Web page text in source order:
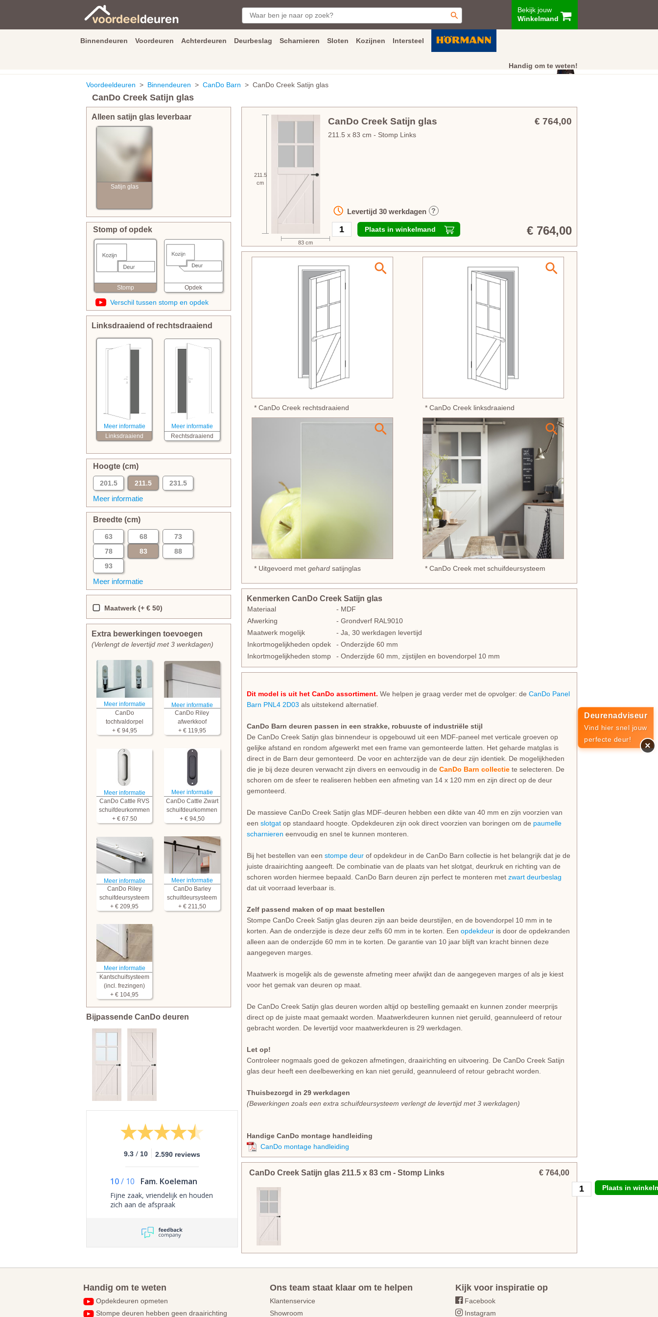
Bekijk jouw
Winkelmand
Binnendeuren Voordeuren Achterdeuren Deurbeslag Scharnieren Sloten Kozijnen Intersteel
Handig om te weten!
Klantenservice
Voordeeldeuren > Binnendeuren > CanDo Barn > CanDo Creek Satijn glas
CanDo Creek Satijn glas
Alleen satijn glas leverbaar
Satijn glas
Stomp of opdek
Stomp Opdek
Verschil tussen stomp en opdek
Linksdraaiend of rechtsdraaiend
Meer informatie
Linksdraaiend
Meer informatie
Rechtsdraaiend
Hoogte (cm)
201.5 211.5
231.5
Meer informatie
Breedte (cm)
63 68
73
78
83
88
93
Meer informatie
Maatwerk (+ € 50)
Extra bewerkingen toevoegen
(Verlengt de levertijd met 3 werkdagen)
Meer informatie
CanDo
tochtvaldorpel
+ € 94,95
Meer informatie
CanDo Riley
afwerkkoof
+ € 119,95
Meer informatie
CanDo Cattle RVS
schuifdeurkommen
+ € 67.50
Meer informatie
CanDo Cattle Zwart
schuifdeurkommen
+ € 94,50
Meer informatie
CanDo Riley
schuifdeursysteem
+ € 209,95
Meer informatie
CanDo Barley
schuifdeursysteem
+ € 211,50
Meer informatie
Kantschuifsysteem
(incl. frezingen)
+ € 104,95
Bijpassende CanDo deuren
9.3 / 10 2.590 reviews
10/ 10 Fam. Koeleman
Fijne zaak, vriendelijk en houden
zich aan de afspraak
211.5
cm
CanDo Creek Satijn glas € 764,00
211.5 x 83 cm - Stomp Links
Plaats in winkelmand
Levertijd 30werkdagen ?
€ 764,00
83 cm
* CanDo Creek rechtsdraaiend * CanDo Creek linksdraaiend
* Uitgevoerd met gehard satijnglas * CanDo Creek met schuifdeursysteem
Kenmerken CanDo Creek Satijn glas
Materiaal
- MDF
Afwerking
- Grondverf RAL9010
Maatwerk mogelijk
- Ja, 30 werkdagen levertijd
Inkortmogelijkheden opdek
- Onderzijde 60 mm
Inkortmogelijkheden stomp
- Onderzijde 60 mm, zijstijlen en bovendorpel 10 mm
Dit model is uit het CanDo assortiment. We helpen je graag verder met de opvolger: de CanDo Panel
Barn PNL4 2D03 als uitstekend alternatief.
CanDo Barn deuren passen in een strakke, robuuste of industriële stijl
De CanDo Creek Satijn glas binnendeur is opgebouwd uit een MDF-paneel met verticale groeven op
gelijke afstand en rondom afgewerkt met een frame van gemonteerde latten. Het geharde matglas is
direct in de Barn deur gemonteerd. De voor en achterzijde van de deur zijn identiek. De mogelijkheden
die je bij deze deuren verwacht zijn divers en eenvoudig in de CanDo Barn collectie te selecteren. De
schoren om de sfeer te realiseren hebben een afmeting van 14 x 120 mm en zijn direct op de deur
gemonteerd.
De massieve CanDo Creek Satijn glas MDF-deuren hebben een dikte van 40 mm en zijn voorzien van
een slotgat op standaard hoogte. Opdekdeuren zijn ook direct voorzien van boringen om de paumelle
scharnieren eenvoudig en snel te kunnen monteren.
Bij het bestellen van een stompe deur of opdekdeur in de CanDo Barn collectie is het belangrijk dat je de
juiste draairichting aangeeft. De combinatie van de plaats van het slotgat, deurkruk en richting van de
schoren worden hiermee bepaald. CanDo Barn deuren zijn perfect te monteren met zwart deurbeslag
dat uit voorraad leverbaar is.
Zelf passend maken of op maat bestellen
Stompe CanDo Creek Satijn glas deuren zijn aan beide deurstijlen, en de bovendorpel 10 mm in te
korten. Aan de onderzijde is deze deur zelfs 60 mm in te korten. Een opdekdeur is door de opdekranden
alleen aan de onderzijde 60 mm in te korten. De garantie van 10 jaar blijft van kracht binnen deze
aangegeven marges.
Maatwerk is mogelijk als de gewenste afmeting meer afwijkt dan de aangegeven marges of als je kiest
voor het gemak van deuren op maat.
De CanDo Creek Satijn glas deuren worden altijd op bestelling gemaakt en kunnen zonder meerprijs
direct op de juiste maat gemaakt worden. Maatwerkdeuren kunnen niet geruild, geannuleerd of retour
gebracht worden. De levertijd voor maatwerkdeuren is 29 werkdagen.
Let op!
Controleer nogmaals goed de gekozen afmetingen, draairichting en uitvoering. De CanDo Creek Satijn
glas deur heeft een deelbewerking en kan niet geruild, geannuleerd of retour gebracht worden.
Thuisbezorgd in 29 werkdagen
(Bewerkingen zoals een extra schuifdeursysteem verlengt de levertijd met 3 werkdagen)
Handige CanDo montage handleiding
CanDo montage handleiding
CanDo Creek Satijn glas 211.5 x 83 cm - Stomp Links € 764,00
Plaats in
Handig om te weten
Opdekdeuren opmeten
Stompe deuren hebben geen draairichting
Ons team staat klaar om te helpen
Klantenservice
Showroom
Kijk voor inspiratie op
Facebook
Instagram
Deurenadviseur
Vind hier snel jouw
perfecte deur!
×